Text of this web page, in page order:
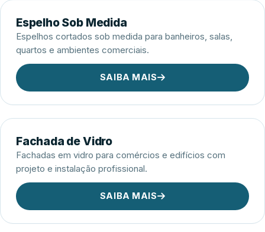
Espelho Sob Medida
Espelhos cortados sob medida para banheiros, salas,
quartos e ambientes comerciais.
SAIBA MAIS
Fachada de Vidro
Fachadas em vidro para comércios e edifícios com
projeto e instalação profissional.
SAIBA MAIS